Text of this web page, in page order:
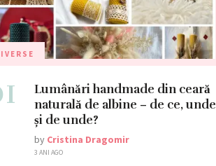
Lumânări handmade din ceară
naturală de albine – de ce, unde
și de unde?
by Cristina Dragomir
3 ANI AGO